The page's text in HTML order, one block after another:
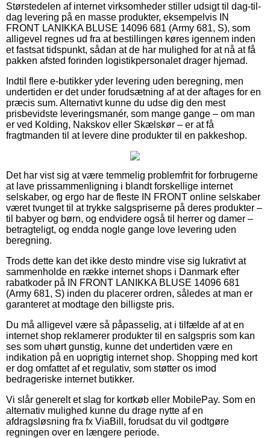
Størstedelen af internet virksomheder stiller udsigt til dag-til-
dag levering på en masse produkter, eksempelvis IN
FRONT LANIKKA BLUSE 14096 681 (Army 681, S), som
alligevel regnes ud fra at bestillingen køres igennem inden
et fastsat tidspunkt, sådan at de har mulighed for at nå at få
pakken afsted forinden logistikpersonalet drager hjemad.
Indtil flere e-butikker yder levering uden beregning, men
undertiden er det under forudsætning af at der aftages for en
præcis sum. Alternativt kunne du udse dig den mest
prisbevidste leveringsmanér, som mange gange – om man
er ved Kolding, Nakskov eller Skælskør – er at få
fragtmanden til at levere dine produkter til en pakkeshop.
Det har vist sig at være temmelig problemfrit for forbrugerne
at lave prissammenligning i blandt forskellige internet
selskaber, og ergo har de fleste IN FRONT online selskaber
været tvunget til at trykke salgspriserne på deres produkter –
til babyer og børn, og endvidere også til herrer og damer –
betragteligt, og endda nogle gange love levering uden
beregning.
Trods dette kan det ikke desto mindre vise sig lukrativt at
sammenholde en række internet shops i Danmark efter
rabatkoder på IN FRONT LANIKKA BLUSE 14096 681
(Army 681, S) inden du placerer ordren, således at man er
garanteret at modtage den billigste pris.
Du må alligevel være så påpasselig, at i tilfælde af at en
internet shop reklamerer produkter til en salgspris som kan
ses som uhørt gunstig, kunne det undertiden være en
indikation på en uoprigtig internet shop. Shopping med kort
er dog omfattet af et regulativ, som støtter os imod
bedrageriske internet butikker.
Vi slår generelt et slag for kortkøb eller MobilePay. Som en
alternativ mulighed kunne du drage nytte af en
afdragsløsning fra fx ViaBill, forudsat du vil godtgøre
regningen over en længere periode.